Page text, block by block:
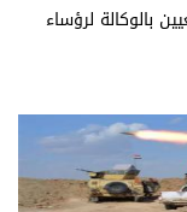
بالوكالة لرؤساء